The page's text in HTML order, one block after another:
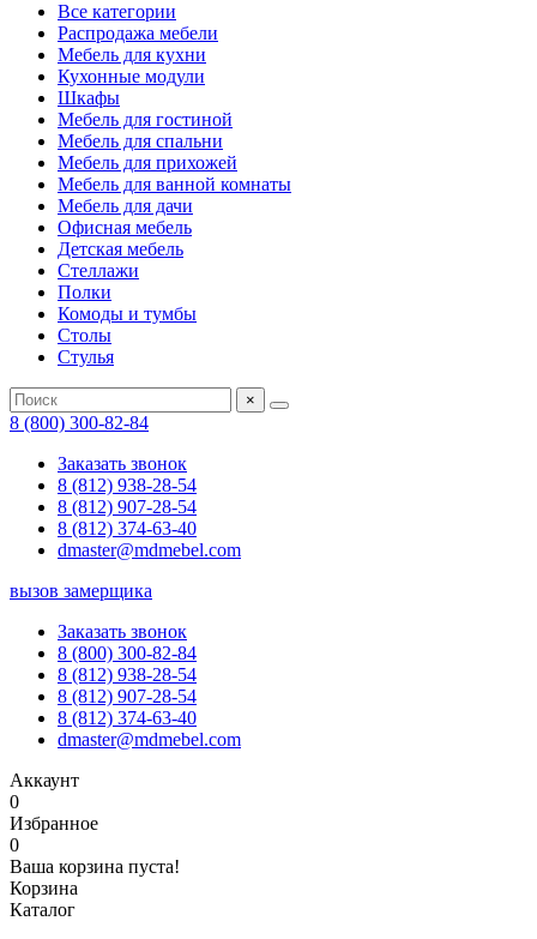
Все категории
Распродажа мебели
Мебель для кухни
Кухонные модули
Шкафы
Мебель для гостиной
Мебель для спальни
Мебель для прихожей
Мебель для ванной комнаты
Мебель для дачи
Офисная мебель
Детская мебель
Стеллажи
Полки
Комоды и тумбы
Столы
Стулья
×
8 (800) 300-82-84
Заказать звонок
8 (812) 938-28-54
8 (812) 907-28-54
8 (812) 374-63-40
dmaster@mdmebel.com
вызов замерщика
Заказать звонок
8 (800) 300-82-84
8 (812) 938-28-54
8 (812) 907-28-54
8 (812) 374-63-40
dmaster@mdmebel.com
Аккаунт
0
Избранное
0
Ваша корзина пуста!
Корзина
Каталог